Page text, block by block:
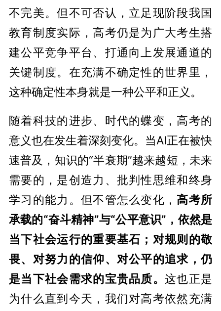
不完美。但不可否认，立足现阶段我国
教育制度实际，高考仍是为广大考生搭
建公平竞争平台、打通向上发展通道的
关键制度。在充满不确定性的世界里，
这种确定性本身就是一种公平和正义。
随着科技的进步、时代的蝶变，高考的
意义也在发生着深刻变化。当AI正在被快
速普及，知识的“半衰期”越来越短，未来
需要的，是创造力、批判性思维和终身
学习的能力。但不管怎么变化， 高考所
承载的“奋斗精神”与“公平意识”，依然是
当下社会运行的重要基石；对规则的敬
畏、对努力的信仰、对公平的追求，仍
是当下社会需求的宝贵品质。这也正是
为什么直到今天，我们对高考依然充满